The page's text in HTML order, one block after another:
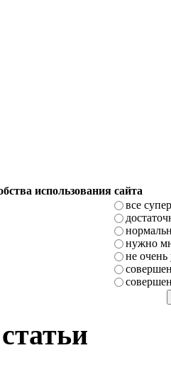
использования сайта
все супер
нужно
не очень